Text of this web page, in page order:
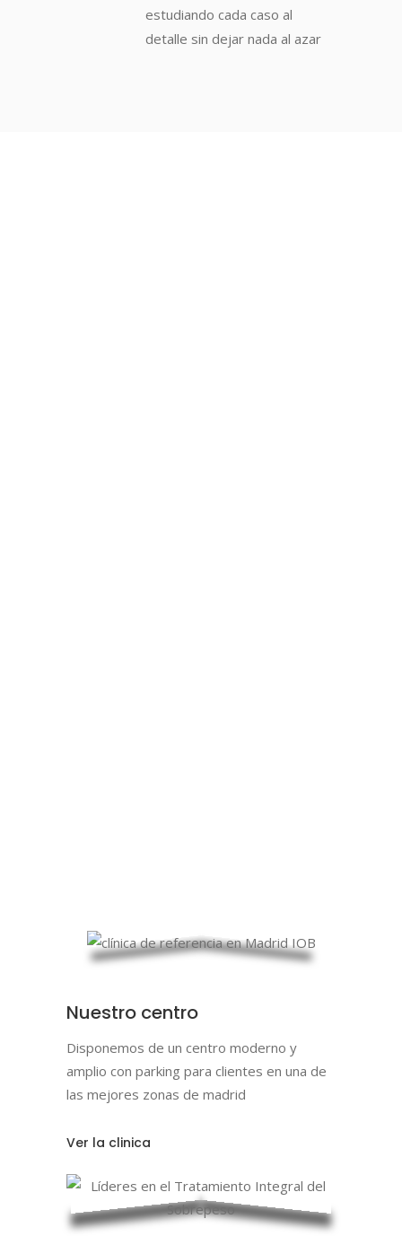
estudiando cada caso al
detalle sin dejar nada al azar
Nuestro centro
Disponemos de un centro moderno y
amplio con parking para clientes en una de
las mejores zonas de madrid
Ver la clinica